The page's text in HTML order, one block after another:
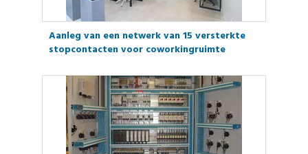
Aanleg van een netwerk van 15 versterkte
stopcontacten voor coworkingruimte